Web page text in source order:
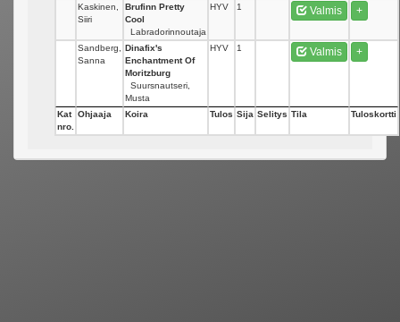
Kaskinen,
Siiri
Brufinn Pretty
Cool
Labradorinnoutaja
HYV 1 Valmis +
Sandberg,
Sanna
Dinafix's
Enchantment Of
Moritzburg
Suursnautseri,
Musta
HYV 1 Valmis +
Kat
nro.
Ohjaaja Koira Tulos Sija Selitys Tila Tuloskortti